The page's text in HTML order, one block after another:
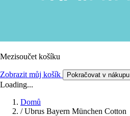
Mezisoučet košíku
Zobrazit můj košík Pokračovat v nákupu
Loading...
Domů
/ Ubrus Bayern München Cotton